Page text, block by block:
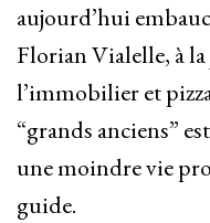
aujourd’hui
Florian Vialelle, à
l’immobilier et
“grands anciens”
une moindre vie
guide.